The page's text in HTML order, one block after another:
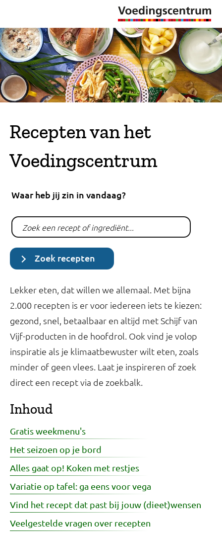
Recepten van het
Voedingscentrum
Waar heb jij zin in vandaag?
Zoek recepten
Lekker eten, dat willen we allemaal. Met bijna
2.000 recepten is er voor iedereen iets te kiezen:
gezond, snel, betaalbaar en altijd met Schijf van
Vijf-producten in de hoofdrol. Ook vind je volop
inspiratie als je klimaatbewuster wilt eten, zoals
minder of geen vlees. Laat je inspireren of zoek
direct een recept via de zoekbalk.
Inhoud
Gratis weekmenu's
Het seizoen op je bord
Alles gaat op! Koken met restjes
Variatie op tafel: ga eens voor vega
Vind het recept dat past bij jouw (dieet)wensen
Veelgestelde vragen over recepten